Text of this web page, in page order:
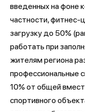
введенных на фоне
частности, фитнес-
загрузку до 50%
работать при
жителям региона
профессиональные
10% от общей
спортивного